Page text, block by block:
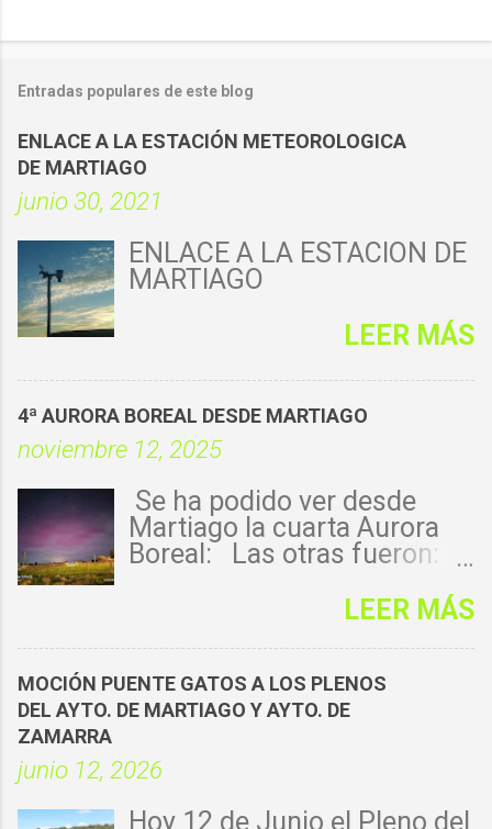
Entradas populares de este blog
ENLACE A LA ESTACIÓN METEOROLOGICA
DE MARTIAGO
junio 30, 2021
ENLACE A LA ESTACIÓN DE
MARTIAGO
LEER MÁS
4ª AURORA BOREAL DESDE MARTIAGO
noviembre 12, 2025
Se ha podido ver desde
Martiago la cuarta Aurora
Boreal: Las otras fueron:
2024: https://florenmartiago
ora-boreal-desde-
martiago.html 2ª - 11-10-
2024: https://florenmartiago
ora-boreal-desde-martiago-
enero
LEER MÁS
MOCIÓN PUENTE GATOS A LOS PLENOS
DEL AYTO. DE MARTIAGO Y AYTO. DE
ZAMARRA
junio 12, 2026
Hoy 12 de Junio el Pleno del